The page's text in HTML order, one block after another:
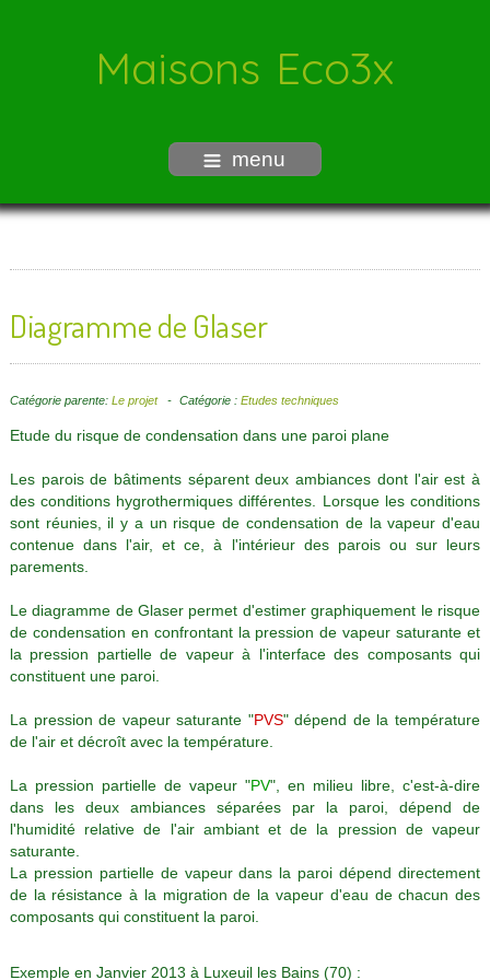
Maisons Eco3x
menu
Diagramme de Glaser
Catégorie parente: Le projet Catégorie : Etudes techniques
Etude du risque de condensation dans une paroi plane
Les parois de bâtiments séparent deux ambiances dont l'air est à
des conditions hygrothermiques différentes. Lorsque les conditions
sont réunies, il y a un risque de condensation de la vapeur d'eau
contenue dans l'air, et ce, à l'intérieur des parois ou sur leurs
parements.
Le diagramme de Glaser permet d'estimer graphiquement le risque
de condensation en confrontant la pression de vapeur saturante et
la pression partielle de vapeur à l'interface des composants qui
constituent une paroi.
La pression de vapeur saturante "PVS" dépend de la température
de l'air et décroît avec la température.
La pression partielle de vapeur "PV", en milieu libre, c'est-à-dire
dans les deux ambiances séparées par la paroi, dépend de
l'humidité relative de l'air ambiant et de la pression de vapeur
saturante.
La pression partielle de vapeur dans la paroi dépend directement
de la résistance à la migration de la vapeur d'eau de chacun des
composants qui constituent la paroi.
Exemple en Janvier 2013 à Luxeuil les Bains (70) :